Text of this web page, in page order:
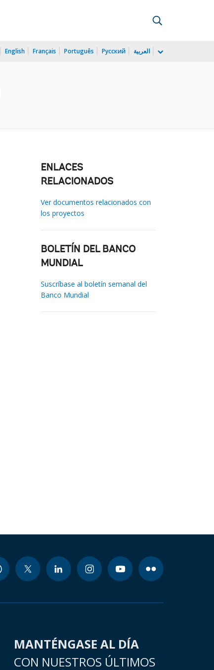
English Français Português Русский العربية
ENLACES
RELACIONADOS
Ver documentos relacionados con
los proyectos
BOLETÍN DEL BANCO
MUNDIAL
Suscríbase al boletín semanal del
Banco Mundial
MANTÉNGASE AL DÍA
CON NUESTROS ÚLTIMOS